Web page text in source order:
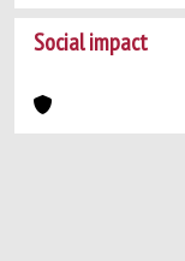
Social impact